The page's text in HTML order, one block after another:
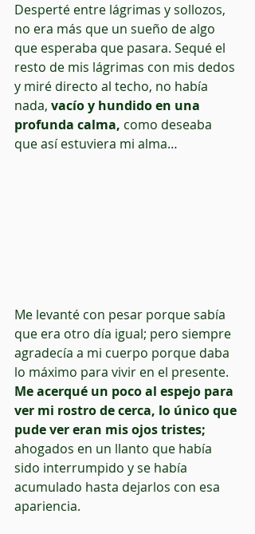
Desperté entre lágrimas y sollozos,
no era más que un sueño de algo
que esperaba que pasara. Sequé el
resto de mis lágrimas con mis dedos
y miré directo al techo, no había
nada, vacío y hundido en una
profunda calma, como deseaba
que así estuviera mi alma…
Me levanté con pesar porque sabía
que era otro día igual; pero siempre
agradecía a mi cuerpo porque daba
lo máximo para vivir en el presente.
Me acerqué un poco al espejo para
ver mi rostro de cerca, lo único que
pude ver eran mis ojos tristes;
ahogados en un llanto que había
sido interrumpido y se había
acumulado hasta dejarlos con esa
apariencia.